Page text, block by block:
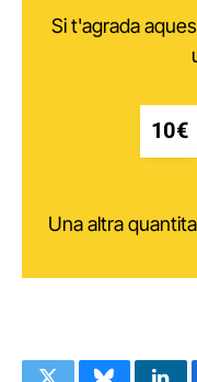
Si t'agrada
10€
Una altra